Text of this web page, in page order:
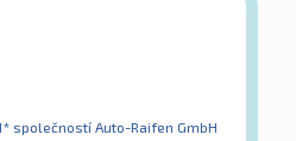
společností Auto-Raifen GmbH